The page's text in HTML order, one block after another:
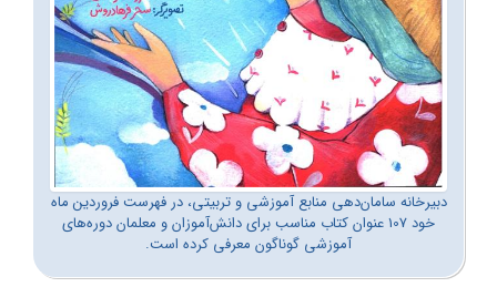
دبیرخانه سامان‌دهی منابع آموزشی و تربیتی، در فهرست فروردین ماه
خود 107 عنوان کتاب مناسب برای دانش‌آموزان و معلمان دوره‌های
آموزشی گوناگون معرفی کرده است.